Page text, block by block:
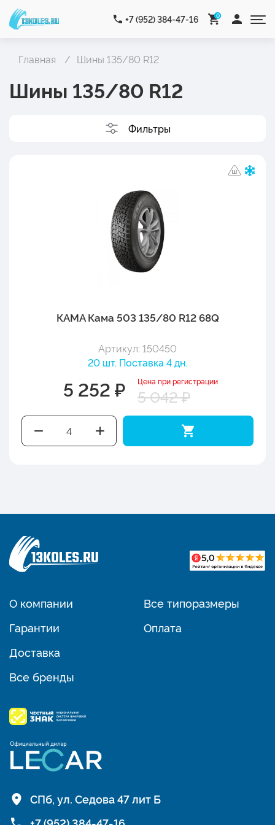
+7 (952) 384-47-16 0
Главная Шины 135/80 R12
Шины 135/80 R12
Фильтры
КАМА Кама 503 135/80 R12 68Q
Артикул: 150450
20 шт. Поставка 4 дн.
5 252 ₽ Цена при регистрации
5 042 ₽
О компании
Гарантии
Доставка
Все бренды
Все типоразмеры
Оплата
СПб, ул. Седова 47 лит Б